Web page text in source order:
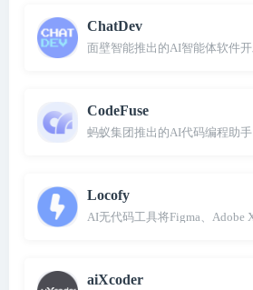
ChatDev
面壁智能推出的AI智能体软件
CodeFuse
蚂蚁集团推出的AI代码编程助手
Locofy
AI无代码工具将Figma、Adobe
aiXcoder